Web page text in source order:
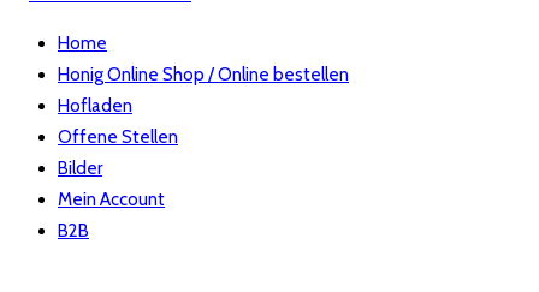
Home
Honig Online Shop / Online bestellen
Hofladen
Offene Stellen
Bilder
Mein Account
B2B